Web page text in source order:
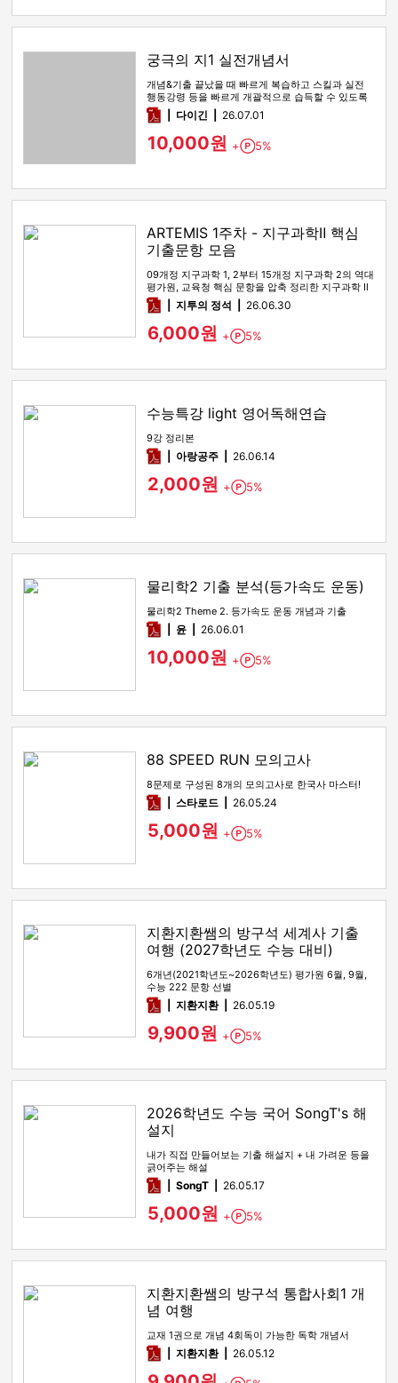
궁극의 지1 실전개념서
개념&기출 끝났을 때 빠르게 복습하고 스킬과 실전
행동강령 등을 빠르게 개괄적으로 습득할 수 있도록
해주는 실전개념서
pdf다이긴 26.07.01
10,000원 + Point
5%
ARTEMIS 1주차 - 지구과학Ⅱ 핵심
기출문항 모음
09개정 지구과학 1, 2부터 15개정 지구과학 2의 역대
평가원, 교육청 핵심 문항을 압축 정리한 지구과학 Ⅱ
기출 선별 …
pdf지투의 정석 26.06.30
6,000원 + Point
5%
수능특강 light 영어독해연습
9강 정리본
pdf아랑공주 26.06.14
2,000원 + Point
5%
물리학2 기출 분석(등가속도 운동)
물리학2 Theme 2. 등가속도 운동 개념과 기출
pdf윤 26.06.01
10,000원 + Point
5%
88 SPEED RUN 모의고사
8문제로 구성된 8개의 모의고사로 한국사 마스터!
pdf스타로드 26.05.24
5,000원 + Point
5%
지환지환쌤의 방구석 세계사 기출
여행 (2027학년도 수능 대비)
6개년(2021학년도~2026학년도) 평가원 6월, 9월,
수능 222 문항 선별
pdf지환지환 26.05.19
9,900원 + Point
5%
2026학년도 수능 국어 SongT's 해
설지
내가 직접 만들어보는 기출 해설지 + 내 가려운 등을
긁어주는 해설
pdfSongT 26.05.17
5,000원 + Point
5%
지환지환쌤의 방구석 통합사회1 개
념 여행
교재 1권으로 개념 4회독이 가능한 독학 개념서
pdf지환지환 26.05.12